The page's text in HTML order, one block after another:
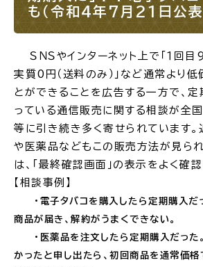
も（令和4年7月21日公表
ＳＮＳやインターネット上で「１回
実質0円（送料のみ）」など通常より
とができることを広告する一方で、
っている通信販売に関する相談が全
等に引き続き多く寄せられています。
や医薬品などもこの販売方法が見ら
は、「最終確認画面」の表示をよく確認
【相談事例】
・電子タバコを購入したら定期購入だ
商品が届き、解約がうまくできない。
・医薬品を注文したら定期購入だった
かったと申し出たら、初回商品を通常価